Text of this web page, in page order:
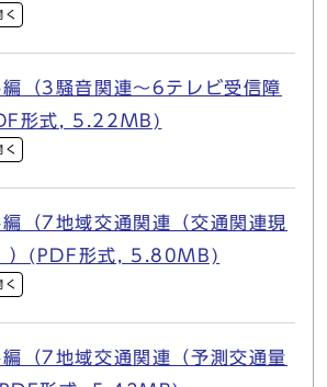
く
（3騒音関連～6テレビ受信障
形式, 5.22MB)
く
（7地域交通関連（交通関連現
）(PDF形式, 5.80MB)
く
（7地域交通関連（予測交通量